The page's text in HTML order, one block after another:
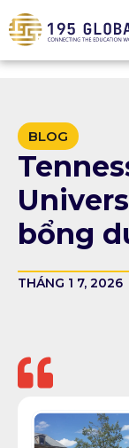
BLOG
bổng
THÁNG 1 7, 2026